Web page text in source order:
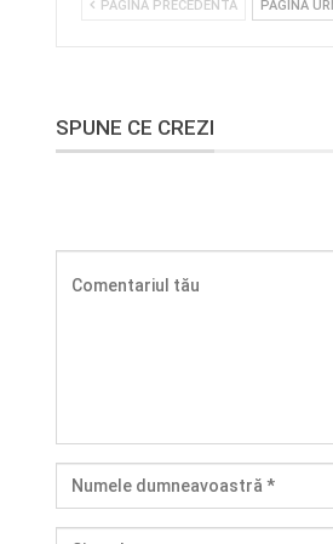
PAGINA PRECEDENTĂ PAGINA
SPUNE CE CREZI